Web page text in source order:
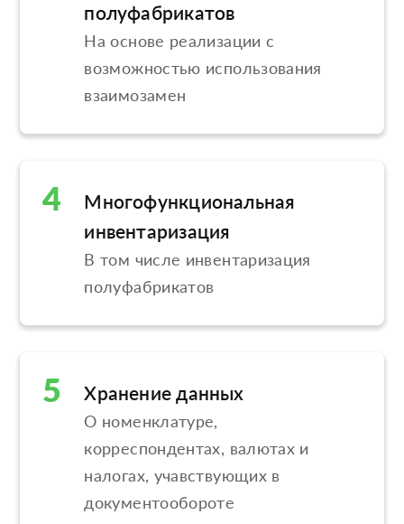
полуфабрикатов
На основе реализации с
возможностью использования
взаимозамен
4
Многофункциональная
инвентаризация
В том числе инвентаризация
полуфабрикатов
5 Хранение данных
О номенклатуре,
корреспондентах, валютах и
налогах, учавствующих в
документообороте